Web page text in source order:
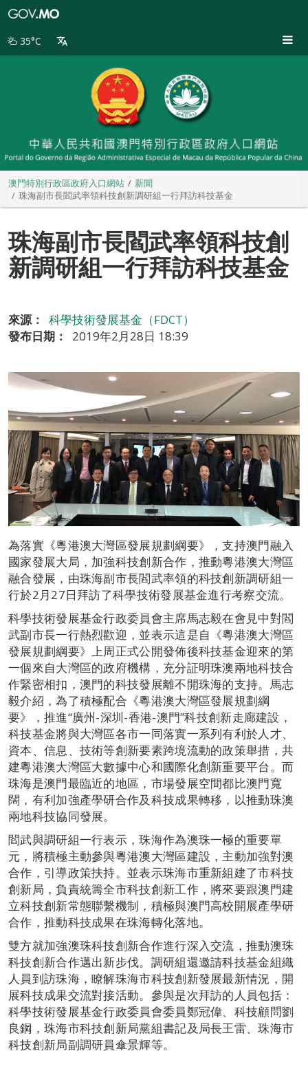
別
35°C
澳門特別行政區政府入口網站
新聞
珠海副市長閻武率領科技創新調研組一行拜訪科技基金
珠海副市長閻武率領科技創
新調研組一行拜訪科技基金
來源：
科學技術發展基金（FDCT）
發布日期：
2019年2月28日 18:39
為落實《粵港澳大灣區發展規劃綱要》，支持澳門融入
國家發展大局，加強科技創新合作，推動粵港澳大灣區
融合發展，由珠海副市長閻武率領的科技創新調研組一
行於2月27日拜訪了科學技術發展基金進行考察交流。
科學技術發展基金行政委員會主席馬志毅在會見中對閻
武副市長一行熱烈歡迎，並表示這是自《粵港澳大灣區
發展規劃綱要》上周正式公開發佈後科技基金迎來的第
一個來自大灣區的政府機構，充分証明珠澳兩地科技合
作緊密相扣，澳門的科技發展離不開珠海的支持。馬志
毅介紹，為了積極配合《粵港澳大灣區發展規劃綱
要》，推進“廣州-深圳-香港-澳門”科技創新走廊建設，
科技基金將與大灣區各市一同落實一系列有利於人才、
資本、信息、技術等創新要素跨境流動的政策舉措，共
建粵港澳大灣區大數據中心和國際化創新重要平台。而
珠海是澳門最臨近的地區，市場發展空間都比澳門寬
闊，有利加強產學研合作及科技成果轉移，以推動珠澳
兩地科技協同發展。
閻武與調研組一行表示，珠海作為澳珠一極的重要單
元，將積極主動參與粵港澳大灣區建設，主動加強對澳
合作，引導政策扶持。並表示珠海市重新組建了市科技
創新局，負責統籌全市科技創新工作，將來要跟澳門建
立科技創新常態聯繫機制，積極與澳門高校開展產學研
合作，推動科技成果在珠海轉化落地。
雙方就加強澳珠科技創新合作進行深入交流，推動澳珠
科技創新合作邁出新步伐。調研組還邀請科技基金組織
人員到訪珠海，瞭解珠海市科技創新發展最新情況，開
展科技成果交流對接活動。參與是次拜訪的人員包括：
科學技術發展基金行政委員會委員鄭冠偉、科技顧問劉
良鋼，珠海市科技創新局黨組書記及局長王雷、珠海市
科技創新局副調研員傘景輝等。